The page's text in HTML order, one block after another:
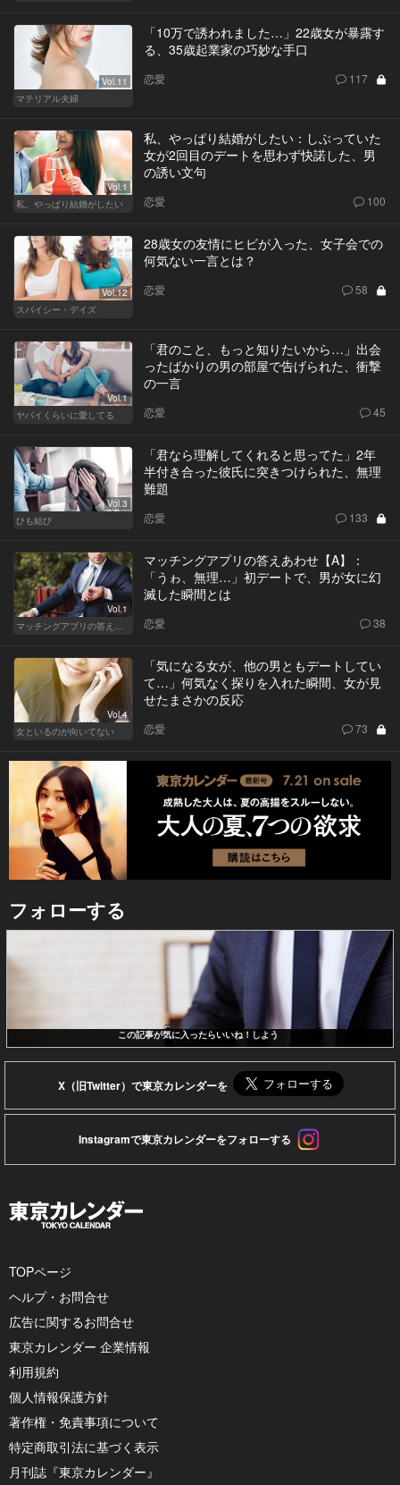
Vol.11
マテリアル夫婦
「10万で誘われました…」22歳女が暴露す
る、35歳起業家の巧妙な手口
恋愛 117
Vol.1
私、やっぱり結婚がしたい
私、やっぱり結婚がしたい：しぶっていた
女が2回目のデートを思わず快諾した、男
の誘い文句
恋愛 100
Vol.12
スパイシー・デイズ
28歳女の友情にヒビが入った、女子会での
何気ない一言とは？
恋愛 58
Vol.1
ヤバイくらいに愛してる
「君のこと、もっと知りたいから…」出会
ったばかりの男の部屋で告げられた、衝撃
の一言
恋愛 45
Vol.3
ひも結び
「君なら理解してくれると思ってた」2年
半付き合った彼氏に突きつけられた、無理
難題
恋愛 133
Vol.1
マッチングアプリの答えあわせ【A】：
「うゎ、無理…」初デートで、男が女に幻
滅した瞬間とは
恋愛 38
Vol.4
女といるのが向いてない
「気になる女が、他の男ともデートしてい
て…」何気なく探りを入れた瞬間、女が見
せたまさかの反応
恋愛 73
フォローする
この記事が気に入ったらいいね！しよう
X（旧Twitter）で東京カレンダーを
Instagramで東京カレンダーをフォローする
TOPページ
ヘルプ・お問合せ
広告に関するお問合せ
東京カレンダー 企業情報
利用規約
個人情報保護方針
著作権・免責事項について
特定商取引法に基づく表示
月刊誌『東京カレンダー』